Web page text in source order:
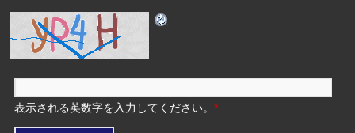
表示される英数字を入力してください。*